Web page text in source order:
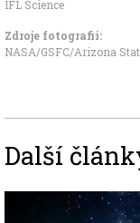
IFL Science
Zdroje fotografii:
NASA/GSFC/Arizona
Další
Image